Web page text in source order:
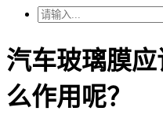
汽车玻璃膜
么作用呢？